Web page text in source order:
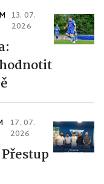
13. 07.
2026
17. 07.
2026